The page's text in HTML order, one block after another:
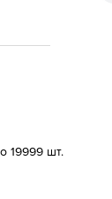
19999 шт.